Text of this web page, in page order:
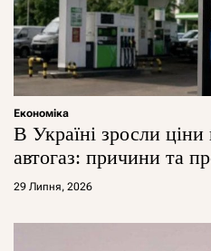
Економіка
В Україні зросли ціни
автогаз: причини та
29 Липня, 2026